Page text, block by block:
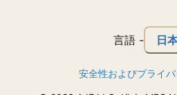
安全性およびプライ
言語 - 日